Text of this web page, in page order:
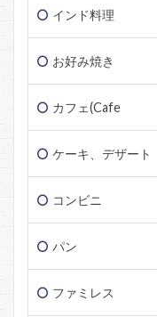
インド料理
お好み焼き
カフェ(Cafe
ケーキ、デザート
コンビニ
パン
ファミレス